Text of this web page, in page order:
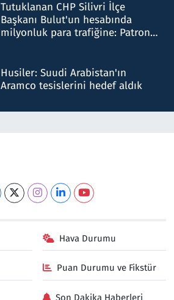
Tutuklanan CHP Silivri İlçe
Başkanı Bulut'un hesabında
milyonluk para trafiğine: Patron
Husiler: Suudi Arabistan'ın
Aramco tesislerini hedef aldık
Hava Durumu
Puan Durumu ve Fikstür
Son Dakika Haberleri